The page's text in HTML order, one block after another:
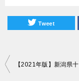
Tweet
投